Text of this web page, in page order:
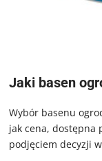
Jaki basen
Wybór basenu
jak cena, dostępna
podjęciem decyzji